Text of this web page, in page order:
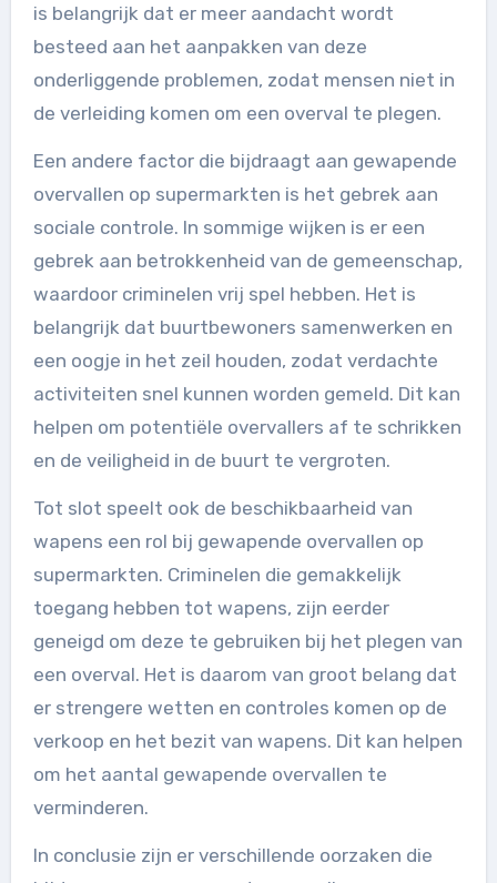
is belangrijk dat er meer aandacht wordt
besteed aan het aanpakken van deze
onderliggende problemen, zodat mensen niet in
de verleiding komen om een overval te plegen.
Een andere factor die bijdraagt aan gewapende
overvallen op supermarkten is het gebrek aan
sociale controle. In sommige wijken is er een
gebrek aan betrokkenheid van de gemeenschap,
waardoor criminelen vrij spel hebben. Het is
belangrijk dat buurtbewoners samenwerken en
een oogje in het zeil houden, zodat verdachte
activiteiten snel kunnen worden gemeld. Dit kan
helpen om potentiële overvallers af te schrikken
en de veiligheid in de buurt te vergroten.
Tot slot speelt ook de beschikbaarheid van
wapens een rol bij gewapende overvallen op
supermarkten. Criminelen die gemakkelijk
toegang hebben tot wapens, zijn eerder
geneigd om deze te gebruiken bij het plegen van
een overval. Het is daarom van groot belang dat
er strengere wetten en controles komen op de
verkoop en het bezit van wapens. Dit kan helpen
om het aantal gewapende overvallen te
verminderen.
In conclusie zijn er verschillende oorzaken die